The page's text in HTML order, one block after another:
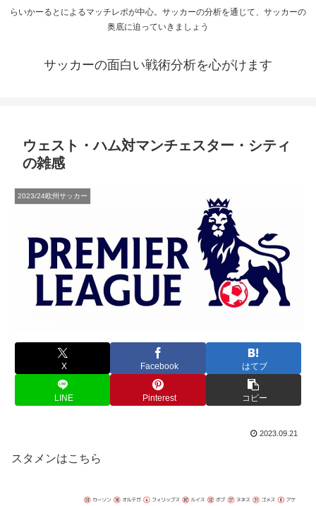
らいかーるとによるマッチレポが中心。サッカーの分析を通じて、サッカーの
奥底に迫っていきましょう
サッカーの面白い戦術分析を心がけます
ウェスト・ハム対マンチェスター・シティ
の雑感
2023/24欧州サッカー
X Facebook はてブ
LINE Pinterest コピー
2023.09.21
スタメンはこちら